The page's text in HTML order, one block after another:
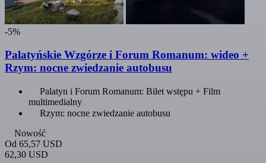
-5%
Palatyńskie Wzgórze i Forum Romanum: wideo +
Rzym: nocne zwiedzanie autobusu
Palatyn i Forum Romanum: Bilet wstępu + Film
multimedialny
Rzym: nocne zwiedzanie autobusu
Nowość
Od 65,57 USD
62,30 USD